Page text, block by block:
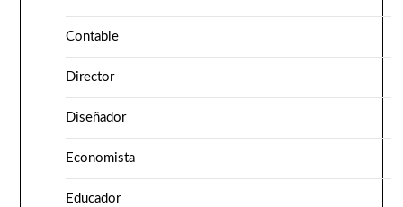
Contable
Director
Diseñador
Economista
Educador